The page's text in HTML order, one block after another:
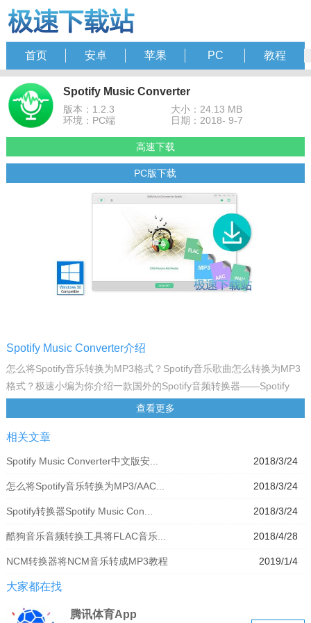
首页 安卓 苹果 PC 教程
Spotify Music Converter
版本：1.2.3
大小：24.13 MB
环境：PC端
日期：2018- 9-7
高速下载
PC版下载
Spotify Music Converter介绍
怎么将Spotify音乐转换为MP3格式？Spotify音乐歌曲怎么转换为MP3
格式？极速小编为你介绍一款国外的Spotify音频转换器——Spotify
Music Converter，它主要功能是将Spotify DRM（Digital Rights
Management 数字版权管理）转换为我们常用的MP3音乐文件格式，
目前支持这样转换的软件非常小，需要的网友可以下载试用。
功能说明
从Spotify歌曲中删除DRM
将Spotify歌曲转换为无DRM的MP3，AAC，WAV或FLAC
支持批量转换并保留ID标签和元数据
通过Windows用户的直观界面轻松使用
将Spotify DRM-ed音乐文件转换为普通MP3，AAC，WAV或FLAC
用于Spotify的Sidify Music Converter可以轻松地从Spotify音乐中删除
查看更多
相关文章
2018/3/24
Spotify Music Converter中文版安...
2018/3/24
怎么将Spotify音乐转换为MP3/AAC...
2018/3/24
Spotify转换器Spotify Music Con...
2018/4/28
酷狗音乐音频转换工具将FLAC音乐...
2019/1/4
NCM转换器将NCM音乐转成MP3教程
大家都在找
腾讯体育App